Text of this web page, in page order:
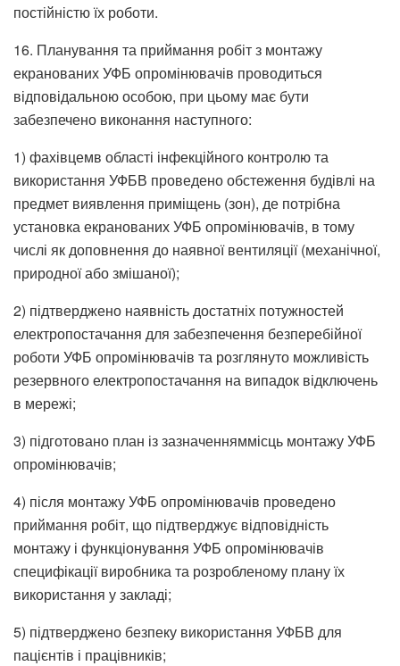
постійністю їх роботи.
16. Планування та приймання робіт з монтажу
екранованих УФБ опромінювачів проводиться
відповідальною особою, при цьому має бути
забезпечено виконання наступного:
1) фахівцемв області інфекційного контролю та
використання УФБВ проведено обстеження будівлі на
предмет виявлення приміщень (зон), де потрібна
установка екранованих УФБ опромінювачів, в тому
числі як доповнення до наявної вентиляції (механічної,
природної або змішаної);
2) підтверджено наявність достатніх потужностей
електропостачання для забезпечення безперебійної
роботи УФБ опромінювачів та розглянуто можливість
резервного електропостачання на випадок відключень
в мережі;
3) підготовано план із зазначенняммісць монтажу УФБ
опромінювачів;
4) після монтажу УФБ опромінювачів проведено
приймання робіт, що підтверджує відповідність
монтажу і функціонування УФБ опромінювачів
специфікації виробника та розробленому плану їх
використання у закладі;
5) підтверджено безпеку використання УФБВ для
пацієнтів і працівників;